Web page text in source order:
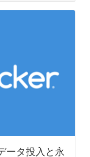
ータ投入と永